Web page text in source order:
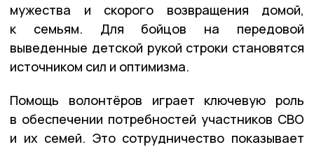
мужества и скорого возвращения домой,
к семьям. Для бойцов на передовой
выведенные детской рукой строки становятся
источником сил и оптимизма.
Помощь волонтёров играет ключевую роль
в обеспечении потребностей участников СВО
и их семей. Это сотрудничество показывает